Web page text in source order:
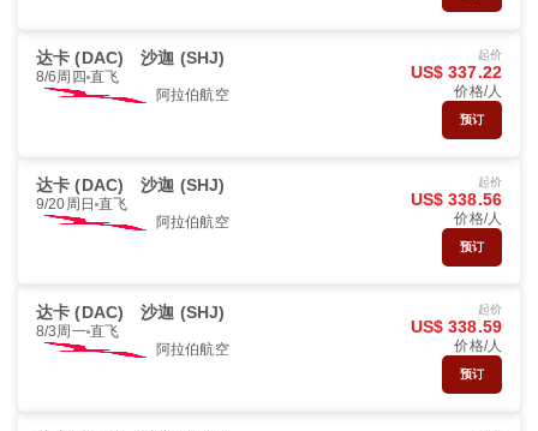
达卡 (DAC) 沙迦 (SHJ)
8/6周四 直飞
阿拉伯航空
起价
US$ 337.22
价格/人
预订
达卡 (DAC) 沙迦 (SHJ)
9/20周日 直飞
阿拉伯航空
起价
US$ 338.56
价格/人
预订
达卡 (DAC) 沙迦 (SHJ)
8/3周一 直飞
阿拉伯航空
起价
US$ 338.59
价格/人
预订